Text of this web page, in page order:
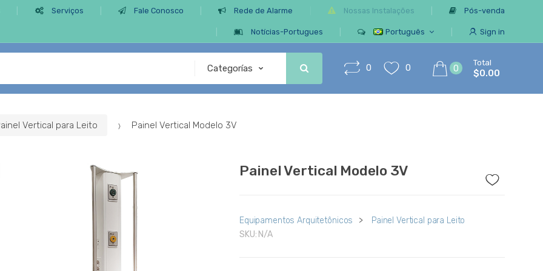
Serviços Fale Conosco Rede de Alarme Nossas Instalações Pós-venda
Notícias-Portugues Português Sign in
0 0 0
Total
$0.00
Vertical para Leito Painel Vertical Modelo 3V
Painel Vertical Modelo 3V
Equipamentos Arquitetônicos >
Painel Vertical para Leito
SKU: N/A